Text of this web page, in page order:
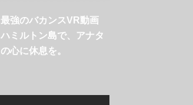
最強のバカンスVR動画
ハミルトン島で、アナタ
の心に休息を。